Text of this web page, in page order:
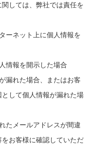
しては、弊社では責任を
ーネット上に個人情報を
情報を開示した場合
漏れた場合、またはお客
して個人情報が漏れた場
たメールアドレスが間違
お客様に確認していただ